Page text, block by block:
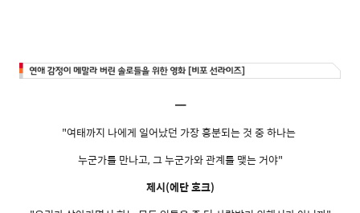
━
"여태까지 나에게 일어났던 가장 흥분되는 것 중 하나는
누군가를 만나고, 그 누군가와 관계를 맺는 거야"
제시(에단 호크)